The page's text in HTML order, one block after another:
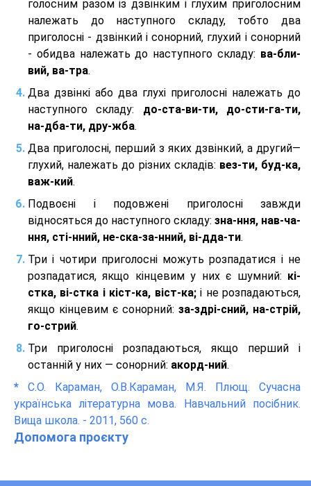
голосним разом із дзвінким і глухим приголосним
належать до наступного складу, тобто два
приголосні - дзвінкий і сонорний, глухий і сонорний
- обидва належать до наступного складу: ва-бли-
вий, ва-тра.
Два дзвінкі або два глухі приголосні належать до
наступного складу: до-ста-ви-ти, до-сти-га-ти,
на-дба-ти, дру-жба.
Два приголосні, перший з яких дзвінкий, а другий—
глухий, належать до різних складів: вез-ти, буд-ка,
важ-кий.
Подвоєні і подовжені приголосні завжди
відносяться до наступного складу: зна-ння, нав-ча-
ння, сті-нний, не-ска-за-нний, ві-дда-ти.
Три і чотири приголосні можуть розпадатися і не
розпадатися, якщо кінцевим у них є шумний: кі-
стка, ві-стка і кіст-ка, віст-ка;і не розпадаються,
якщо кінцевим є сонорний: за-здрі-сний, на-стрій,
го-стрий.
Три приголосні розпадаються, якщо перший і
останній у них — сонорний: акорд-ний.
* С.О. Караман, О.В.Караман, М.Я. Плющ. Сучасна
українська літературна мова. Навчальний посібник.
Вища школа. - 2011, 560 с.
Допомога проєкту